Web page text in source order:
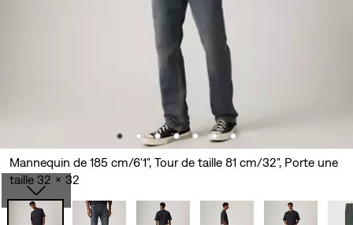
Mannequin de 185 cm/6'1", Tour de taille 81 cm/32", Porte une
taille 32 x 32